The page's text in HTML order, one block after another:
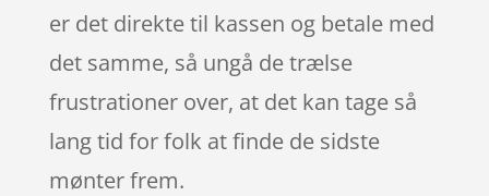
er det direkte til kassen og betale med
det samme, så ungå de trælse
frustrationer over, at det kan tage så
lang tid for folk at finde de sidste
mønter frem.